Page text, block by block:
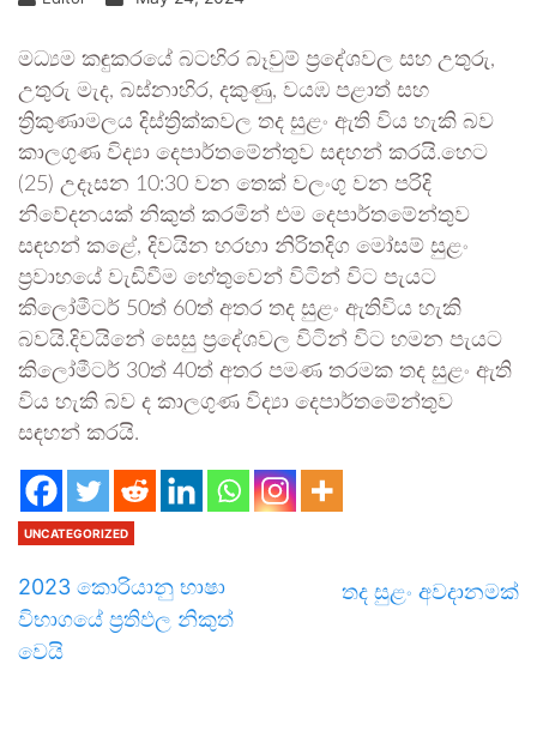
මධ්‍යම කඳුකරයේ බටහිර බෑවුම් ප්‍රදේශවල සහ උතුරු,
උතුරු මැද, බස්නාහිර, දකුණු, වයඹ පළාත් සහ
ත්‍රිකුණාමලය දිස්ත්‍රික්කවල තද සුළං ඇති විය හැකි බව
කාලගුණ විද්‍යා දෙපාර්තමේන්තුව සඳහන් කරයි.හෙට
(25) උදෑසන 10:30 වන තෙක් වලංගු වන පරිදි
නිවේදනයක් නිකුත් කරමින් එම දෙපාර්තමේන්තුව
සඳහන් කළේ, දිවයින හරහා නිරිතදිග මෝසම් සුළං
ප්‍රවාහයේ වැඩිවීම හේතුවෙන් විටින් විට පැයට
කිලෝමීටර් 50ත් 60ත් අතර තද සුළං ඇතිවිය හැකි
බවයි.දිවයිනේ සෙසු ප්‍රදේශවල විටින් විට හමන පැයට
කිලෝමීටර් 30ත් 40ත් අතර පමණ තරමක තද සුළං ඇති
විය හැකි බව ද කාලගුණ විද්‍යා දෙපාර්තමේන්තුව
සඳහන් කරයි.
UNCATEGORIZED
2023 කොරියානු භාෂා
විභාගයේ ප්‍රතිඵල නිකුත්
වෙයි
තද සුළං අවදානමක්